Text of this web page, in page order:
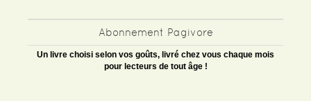
Abonnement Pagivore
Un livre choisi selon vos goûts, livré chez vous chaque mois
pour lecteurs de tout âge !